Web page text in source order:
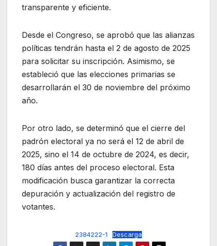
transparente y eficiente.
Desde el Congreso, se aprobó que las alianzas
políticas tendrán hasta el 2 de agosto de 2025
para solicitar su inscripción. Asimismo, se
estableció que las elecciones primarias se
desarrollarán el 30 de noviembre del próximo
año.
Por otro lado, se determinó que el cierre del
padrón electoral ya no será el 12 de abril de
2025, sino el 14 de octubre de 2024, es decir,
180 días antes del proceso electoral. Esta
modificación busca garantizar la correcta
depuración y actualización del registro de
votantes.
2384222-1 Descarga